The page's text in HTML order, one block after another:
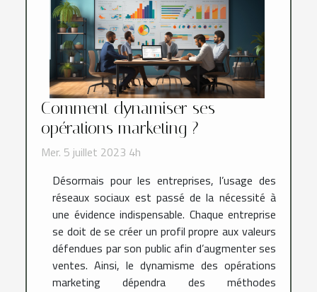
Comment dynamiser ses
opérations marketing ?
Mer. 5 juillet 2023 4h
Désormais pour les entreprises, l’usage des
réseaux sociaux est passé de la nécessité à
une évidence indispensable. Chaque entreprise
se doit de se créer un profil propre aux valeurs
défendues par son public afin d’augmenter ses
ventes. Ainsi, le dynamisme des opérations
marketing dépendra des méthodes